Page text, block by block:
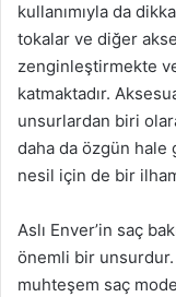
kullanımıyla da
tokalar ve diğer
zenginleştirmekte
katmaktadır.
unsurlardan biri
daha da özgün hale
nesil için de bir
Aslı Enver’in saç
önemli bir unsurdur.
muhteşem saç